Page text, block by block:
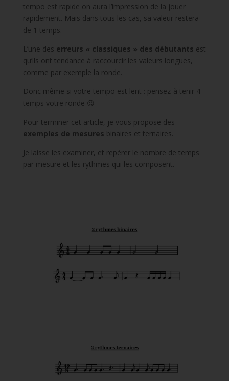
tempo est rapide on aura l’impression de la jouer
rapidement. Mais dans tous les cas, sa valeur restera
de 1 temps.
L’une des erreurs « classiques » des débutants est
qu’ils ont tendance à raccourcir les valeurs longues,
comme par exemple la ronde.
Donc même si votre tempo est lent : pensez-à tenir 4
temps votre ronde 😉
Pour terminer cet article, je vous propose des
exemples de mesures binaires et ternaires.
Je laisse les examiner, et repérer le nombre de temps
par mesure et les rythmes qui les composent.